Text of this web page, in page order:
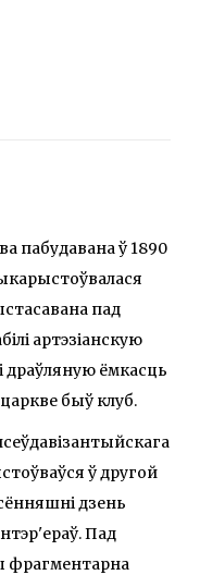
пабудавана ў 1890
пад
артэзіанскую
драўляную ёмкасць
быў клуб.
ў другой
дзень
Пад
фрагментарна